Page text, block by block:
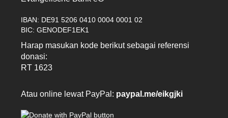
IBAN: DE91 5206 0410 0004 0001 02
BIC: GENODEF1EK1
Harap masukan kode berikut sebagai referensi
donasi:
RT 1623
Atau online lewat PayPal: paypal.me/eikgjki